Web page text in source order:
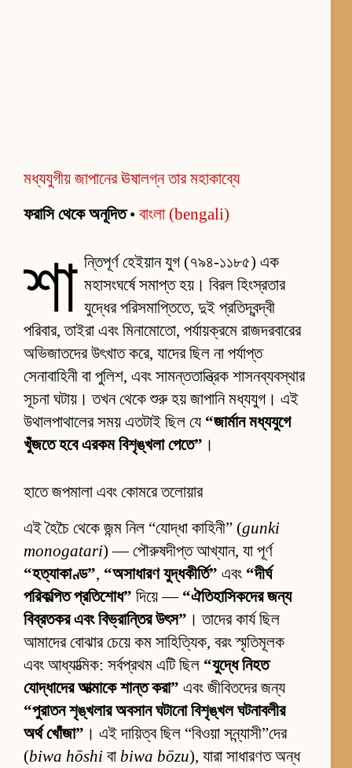
মধ্যযুগীয় জাপানের ঊষালগ্ন তার মহাকাব্যে
ফরাসি থেকে অনূদিত• বাংলা (bengali)
শা ন্তিপূর্ণ হেইয়ান যুগ (৭৯৪-১১৮৫) এক
মহাসংঘর্ষে সমাপ্ত হয়। বিরল হিংস্রতার
যুদ্ধের পরিসমাপ্তিতে, দুই প্রতিদ্বন্দ্বী
পরিবার, তাইরা এবং মিনামোতো, পর্যায়ক্রমে রাজদরবারের
অভিজাতদের উৎখাত করে, যাদের ছিল না পর্যাপ্ত
সেনাবাহিনী বা পুলিশ, এবং সামন্ততান্ত্রিক শাসনব্যবস্থার
সূচনা ঘটায়। তখন থেকে শুরু হয় জাপানি মধ্যযুগ। এই
উথালপাথালের সময় এতটাই ছিল যে “জার্মান মধ্যযুগে
খুঁজতে হবে এরকম বিশৃঙ্খলা পেতে” ।
হাতে জপমালা এবং কোমরে তলোয়ার
এই হৈচৈ থেকে জন্ম নিল “যোদ্ধা কাহিনী” (gunki
monogatari) — পৌরুষদীপ্ত আখ্যান, যা পূর্ণ
“হত্যাকাণ্ড”, “অসাধারণ যুদ্ধকীর্তি” এবং “দীর্ঘ
পরিকল্পিত প্রতিশোধ” দিয়ে — “ঐতিহাসিকদের জন্য
বিব্রতকর এবং বিভ্রান্তির উৎস” । তাদের কার্য ছিল
আমাদের বোঝার চেয়ে কম সাহিত্যিক, বরং স্মৃতিমূলক
এবং আধ্যাত্মিক: সর্বপ্রথম এটি ছিল “যুদ্ধে নিহত
যোদ্ধাদের আত্মাকে শান্ত করা” এবং জীবিতদের জন্য
“পুরাতন শৃঙ্খলার অবসান ঘটানো বিশৃঙ্খল ঘটনাবলীর
অর্থ খোঁজা” । এই দায়িত্ব ছিল “বিওয়া সন্ন্যাসী”দের
(biwa hōshi বা biwa bōzu), যারা সাধারণত অন্ধ